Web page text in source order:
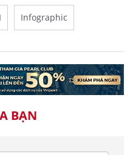
Infographic
BẠN